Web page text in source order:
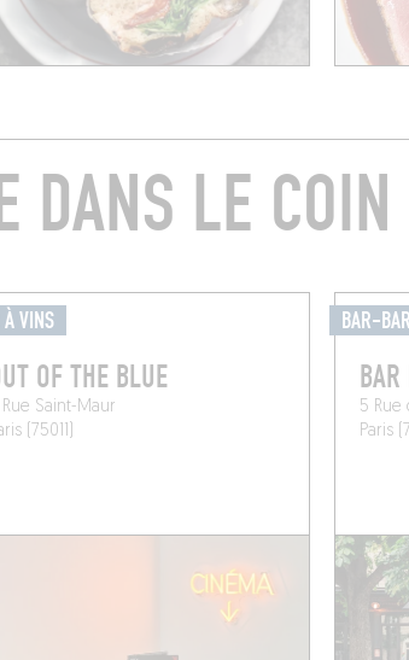
DANS LE COIN
À VINS
OF THE BLUE
Saint-Maur
(75011)
BAR-BAR
5 Rue
Paris